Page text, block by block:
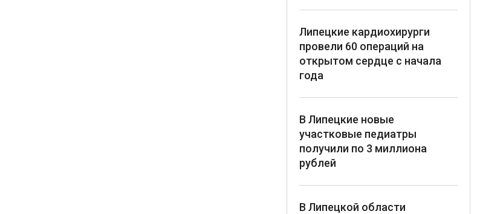
Липецкие кардиохирурги
провели 60 операций на
открытом сердце с начала
года
В Липецкие новые
участковые педиатры
получили по 3 миллиона
рублей
В Липецкой области